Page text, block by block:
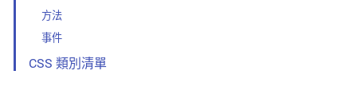
方法
事件
CSS 類別清單